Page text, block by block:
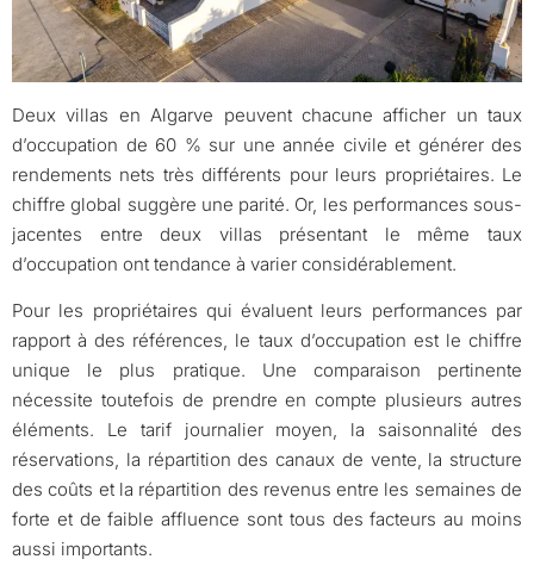
Deux villas en Algarve peuvent chacune afficher un taux
d’occupation de 60 % sur une année civile et générer des
rendements nets très différents pour leurs propriétaires. Le
chiffre global suggère une parité. Or, les performances sous-
jacentes entre deux villas présentant le même taux
d’occupation ont tendance à varier considérablement.
Pour les propriétaires qui évaluent leurs performances par
rapport à des références, le taux d’occupation est le chiffre
unique le plus pratique. Une comparaison pertinente
nécessite toutefois de prendre en compte plusieurs autres
éléments. Le tarif journalier moyen, la saisonnalité des
réservations, la répartition des canaux de vente, la structure
des coûts et la répartition des revenus entre les semaines de
forte et de faible affluence sont tous des facteurs au moins
aussi importants.